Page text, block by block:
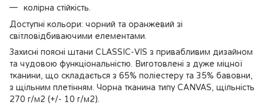
колірна стійкість.
Доступні кольори: чорний та оранжевий зі
світловідбиваючими елементами.
Захисні поясні штани CLASSIC-VIS з привабливим дизайном
та чудовою функціональністю. Виготовлені з дуже міцної
тканини, що складається з 65% поліестеру та 35% бавовни,
з щільним плетінням. Чорна тканина типу CANVAS, щільність
270 г/м2 (+/- 10 г/м2).